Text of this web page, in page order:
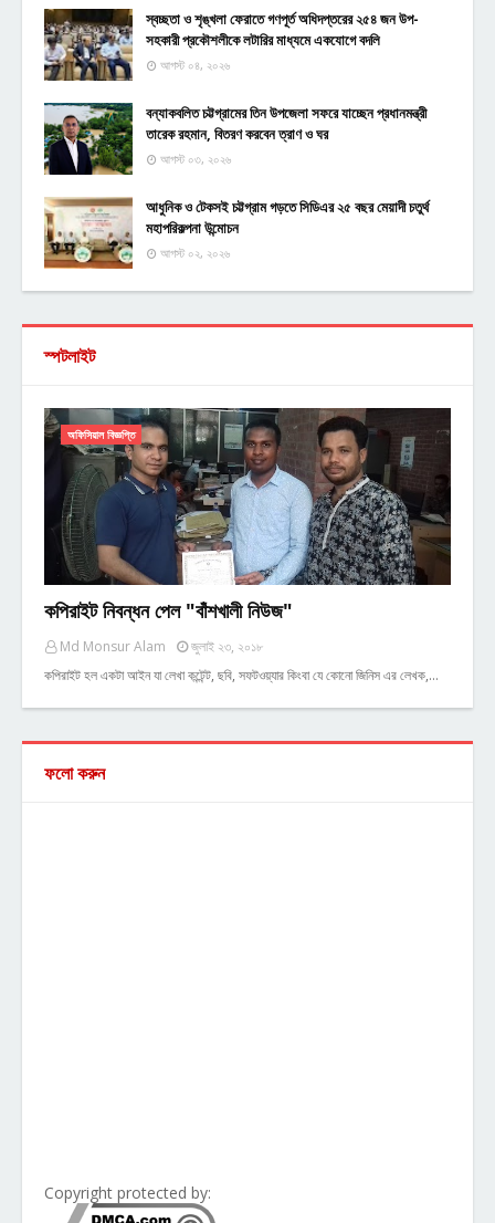
স্বচ্ছতা ও শৃঙ্খলা ফেরাতে গণপূর্ত অধিদপ্তরের ২৫৪ জন উপ-
সহকারী প্রকৌশলীকে লটারির মাধ্যমে একযোগে বদলি
আগস্ট ০৪, ২০২৬
বন্যাকবলিত চট্টগ্রামের তিন উপজেলা সফরে যাচ্ছেন প্রধানমন্ত্রী
তারেক রহমান, বিতরণ করবেন ত্রাণ ও ঘর
আগস্ট ০৩, ২০২৬
আধুনিক ও টেকসই চট্টগ্রাম গড়তে সিডিএর ২৫ বছর মেয়াদী চতুর্থ
মহাপরিকল্পনা উন্মোচন
আগস্ট ০২, ২০২৬
স্পটলাইট
অফিসিয়াল বিজ্ঞপ্তি
কপিরাইট নিবন্ধন পেল "বাঁশখালী নিউজ"
Md Monsur Alam
জুলাই ২৩, ২০১৮
কপিরাইট হল একটা আইন যা লেখা কন্টেন্ট, ছবি, সফটওয়্যার কিংবা যে কোনো জিনিস এর লেখক,…
ফলো করুন
Copyright protected by: